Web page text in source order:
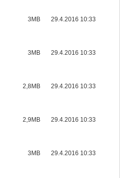
3MB 29.4.2016 10:33
3MB 29.4.2016 10:33
2,8MB 29.4.2016 10:33
2,9MB 29.4.2016 10:33
3MB 29.4.2016 10:33